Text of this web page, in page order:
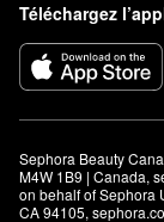
Téléchargez
Sephora Beauty
M4W 1B9 | Canada,
on behalf of Sephora
CA 94105,